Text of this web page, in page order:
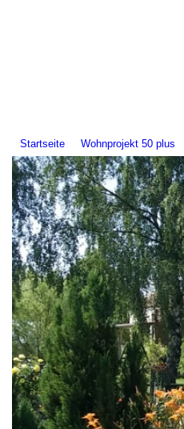
Startseite Wohnprojekt 50 plus